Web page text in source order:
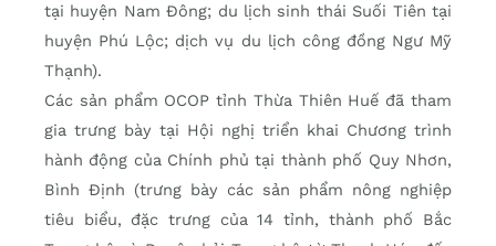
tại huyện Nam Đông; du lịch sinh thái Suối Tiên tại
huyện Phú Lộc; dịch vụ du lịch công đồng Ngư Mỹ
Thạnh).
Các sản phẩm OCOP tỉnh Thừa Thiên Huế đã tham
gia trưng bày tại Hội nghị triển khai Chương trình
hành động của Chính phủ tại thành phố Quy Nhơn,
Bình Định (trưng bày các sản phẩm nông nghiệp
tiêu biểu, đặc trưng của 14 tỉnh, thành phố Bắc